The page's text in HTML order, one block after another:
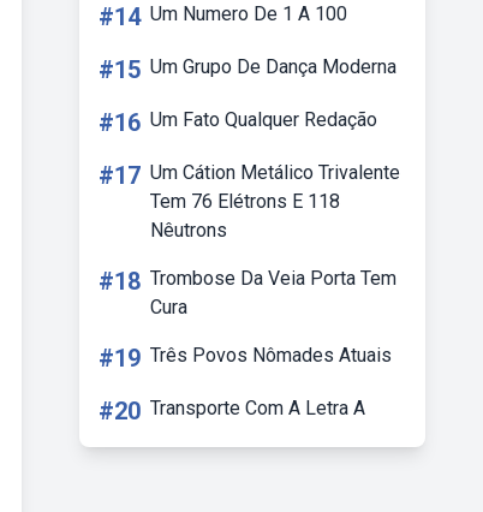
#14 Um Numero De 1 A 100
#15 Um Grupo De Dança Moderna
#16 Um Fato Qualquer Redação
#17 Um Cátion Metálico Trivalente
Tem 76 Elétrons E 118
Nêutrons
#18 Trombose Da Veia Porta Tem
Cura
#19 Três Povos Nômades Atuais
#20 Transporte Com A Letra A